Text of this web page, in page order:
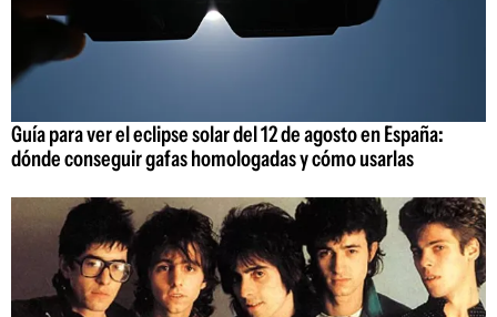
Guía para ver el eclipse solar del 12 de agosto en España:
dónde conseguir gafas homologadas y cómo usarlas